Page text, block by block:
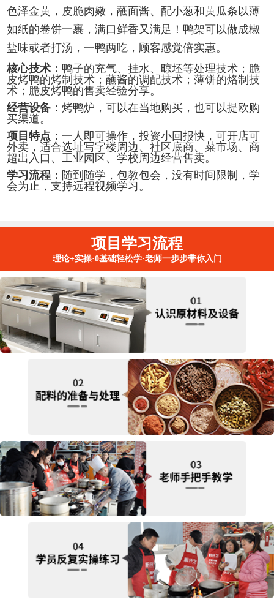
色泽金黄，皮脆肉嫩，蘸面酱、 配小葱和黄瓜条以薄
如纸的卷饼一裹，满口鲜香又满足！鸭架可以做成椒
盐味或者打汤，一鸭两吃，顾客感觉倍实惠。
核心技术：鸭子的充气、挂水、晾坯等处理技术；脆
皮烤鸭的烤制技术；蘸酱的调配技术；薄饼的烙制技
术；脆皮烤鸭的售卖经验分享。
经营设备：烤鸭炉，可以在当地购买，也可以提欧购
买渠道。
项目特点：一人即可操作，投资小回报快，可开店可
外卖，适合选址写字楼周边、社区底商、菜市场、商
超出入口、工业园区、学校周边经营售卖。
学习流程： 随到随学，包教包会，没有时间限制，学
会为止，支持远程视频学习。
项目学习流程
理论+实操·0基础轻松学·老师一步步带你入门